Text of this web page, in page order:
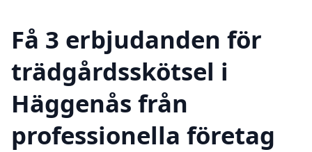
Få 3 erbjudanden för
trädgårdsskötsel i
Häggenås från
professionella företag